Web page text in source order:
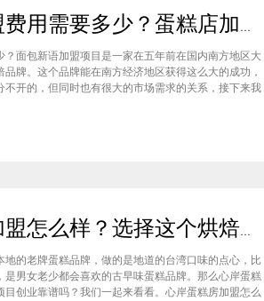
面包新语加盟费用需要多少？蛋糕店加盟费用太高了吗？
面包新语加盟项目是一家在五年前在国内南方地区大
牌。这个品牌能在南方经济地区获得这么大的成功，
不开的，但同时也有很大的市场需求的关系，接下来我
，这对于很多国内的消费者就是一个很大的卖点，首
心岸蛋糕房加盟怎么样？选择这个烘焙品牌创业靠谱吗
地的老牌蛋糕品牌，做的是地道的台湾口味的点心，比
是男女老少都会喜欢的古早味蛋糕品牌。那么心岸蛋糕
目创业靠谱吗？我们一起来看看。心岸蛋糕房加盟怎么